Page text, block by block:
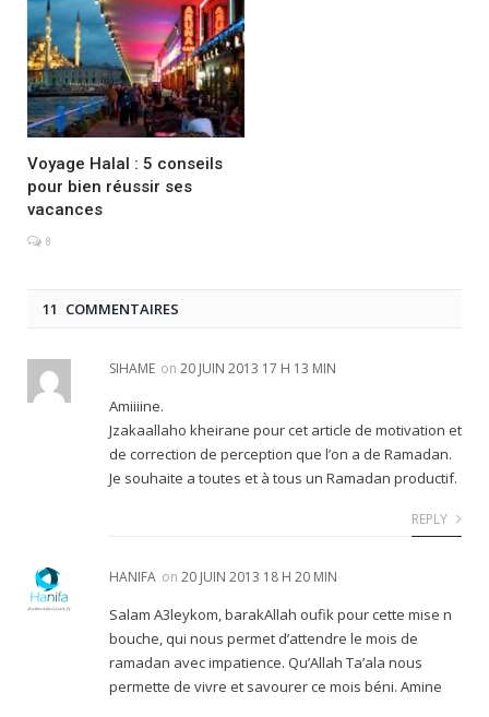
Voyage Halal : 5 conseils
pour bien réussir ses
vacances
8
11 COMMENTAIRES
SIHAME on 20 JUIN 2013 17 H 13 MIN
Amiiiine.
Jzakaallaho kheirane pour cet article de motivation et
de correction de perception que l’on a de Ramadan.
Je souhaite a toutes et à tous un Ramadan productif.
REPLY
HANIFA on 20 JUIN 2013 18 H 20 MIN
Salam A3leykom, barakAllah oufik pour cette mise n
bouche, qui nous permet d’attendre le mois de
ramadan avec impatience. Qu’Allah Ta’ala nous
permette de vivre et savourer ce mois béni. Amine